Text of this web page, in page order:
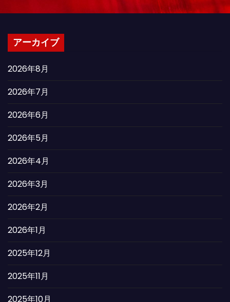
アーカイブ
2026年8月
2026年7月
2026年6月
2026年5月
2026年4月
2026年3月
2026年2月
2026年1月
2025年12月
2025年11月
2025年10月